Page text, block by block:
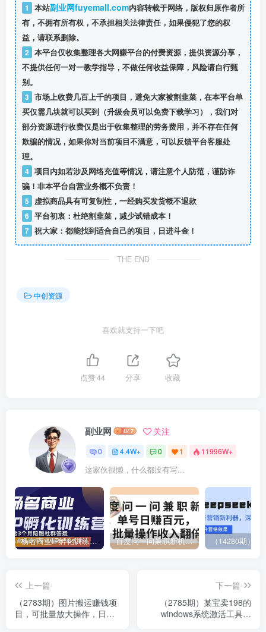
1 本站副业网fuyemall.com内容转载于网络，版权归原作者所
有，不拥有所有权，不承担相关法律责任，如果侵犯了您的权
益，请联系删除。
2 本平台仅收集整理各大网赚平台的付费资源，提供资源分享，
不提供任何一对一教学指导，不做任何收益保障，风险请自行甄
别。
3 市场上收费几百上千的项目，避免大家被割韭菜，在本平台单
买仅需几块就可以买到（升级会员可以免费下载学习），我们对
部分资源进行收费仅是出于收集整理的劳务费用，并不存在任何
欺骗的情况，如果你对当前项目不满意，可以反馈平台客服处
理。
4 项目内如若涉及网络充值等情况，请注意个人防范，谨防诈
骗！非本平台自营业务概不负责！
5
虚拟商品具有可复制性，一经购买发货概不退款
6 平台初衷：杜绝割韭菜，减少试错成本！
7 祝大家：都能找到适合自己的项目，日进斗金！
THE END
中创资源
喜欢就支持一下吧
点赞44 分享 收藏
副业网 关注
0 4.4W+ 0 1 11996W+
这家伙很懒，什么都没有写...
杨名商业IP孵化训练营，从商业到内容到转化一站式学 价值5980元 百度问一问兼职新机遇，单号日赚百元，批量操作收入翻倍
上一篇
（2783期）图片搬运赚钱项
目，可批量放大操作，日入
下一篇
（2785期）某宝卖198的
windows系统激活工具集